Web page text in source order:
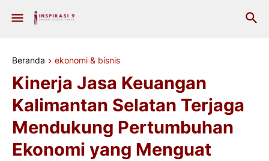
Beranda ekonomi & bisnis
Kinerja Jasa Keuangan
Kalimantan Selatan Terjaga
Mendukung Pertumbuhan
Ekonomi yang Menguat